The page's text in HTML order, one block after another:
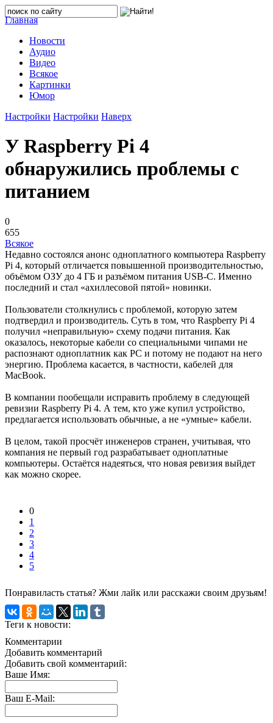
Главная
Новости
Аудио
Видео
Всякое
Картинки
Юмор
Настройки Настройки Наверх
У Raspberry Pi 4
обнаружились проблемы с
питанием
0
655
Всякое
Недавно состоялся анонс одноплатного компьютера Raspberry
Pi 4, который отличается повышенной производительностью,
объёмом ОЗУ до 4 ГБ и разъёмом питания USB-C. Именно
последний и стал «ахиллесовой пятой» новинки.
Пользователи столкнулись с проблемой, которую затем
подтвердил и производитель. Суть в том, что Raspberry Pi 4
получил «неправильную» схему подачи питания. Как
оказалось, некоторые кабели со специальными чипами не
распознают одноплатник как PC и потому не подают на него
энергию. Проблема касается, в частности, кабелей для
MacBook.
В компании пообещали исправить проблему в следующей
ревизии Raspberry Pi 4. А тем, кто уже купил устройство,
предлагается использовать обычные, а не «умные» кабели.
В целом, такой просчёт инженеров странен, учитывая, что
компания не первый год разрабатывает одноплатные
компьютеры. Остаётся надеяться, что новая ревизия выйдет
как можно скорее.
0
1
2
3
4
5
Понравиласть статья? Жми лайк или расскажи своим друзьям!
Теги к новости:
Комментарии
Добавить комментарий
Добавить свой комментарий:
Ваше Имя:
Ваш E-Mail: